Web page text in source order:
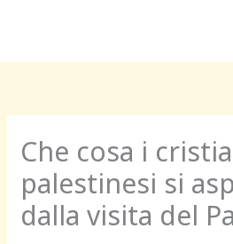
Che cosa i
palestinesi si
dalla visita del